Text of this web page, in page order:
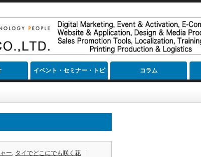
イベント・セミナー・トピ コラム
ー, タイでどこにでも咲く花